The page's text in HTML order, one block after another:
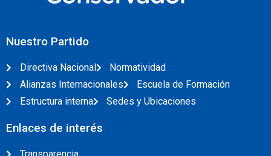
Nuestro Partido
Directiva Nacional
Normatividad
Alianzas Internacionales
Escuela de Formación
Estructura interna
Sedes y Ubicaciones
Enlaces de interés